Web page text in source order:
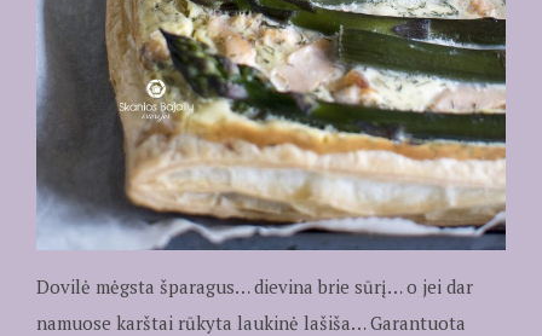
Dovilė mėgsta šparagus… dievina brie sūrį… o jei dar
namuose karštai rūkyta laukinė lašiša… Garantuota